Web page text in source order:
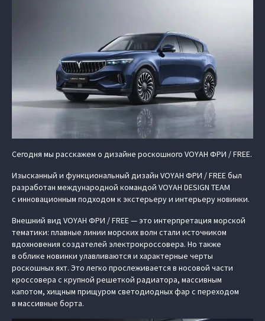
Сегодня мы расскажем о дизайне роскошного VOYAH ФРИ / FREE.
Изысканный и функциональный дизайн VOYAH ФРИ / FREE был
разработан международной командой VOYAH DESIGN TEAM
с инновационным подходом к экстерьеру и интерьеру новинки.
Внешний вид VOYAH ФРИ / FREE — это интерпретация морской
тематики: плавные линии морских волн стали источником
вдохновения создателей электрокроссовера. Но также
в облике новинки улавливаются и характерные черты
роскошных яхт. Это легко прослеживается в носовой части
кроссовера с крупной решеткой радиатора, массивным
капотом, хищным прищуром светодиодных фар с переходом
в массивные борта.